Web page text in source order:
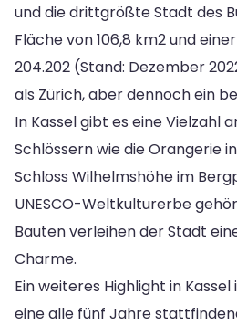
und die drittgrößte Stadt des
Fläche von 106,8 km2 und
204.202 (Stand: Dezember
als Zürich, aber dennoch ein
In Kassel gibt es eine Vielzahl
Schlössern wie die Orangerie
Schloss Wilhelmshöhe im
UNESCO-Weltkulturerbe
Bauten verleihen der Stadt
Charme.
Ein weiteres Highlight in
eine alle fünf Jahre